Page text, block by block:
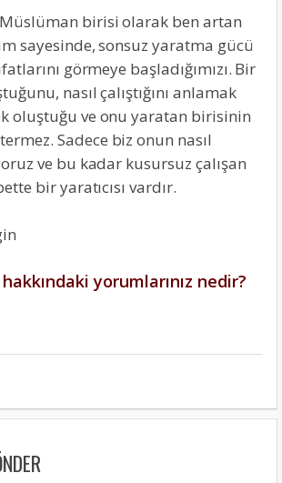
birisi olarak ben artan
sayesinde, sonsuz yaratma gücü
görmeye başladığımızı. Bir
nasıl çalıştığını anlamak
oluştuğu ve onu yaratan birisinin
Sadece biz onun nasıl
ve bu kadar kusursuz çalışan
bir yaratıcısı vardır.
yorumlarınız nedir?